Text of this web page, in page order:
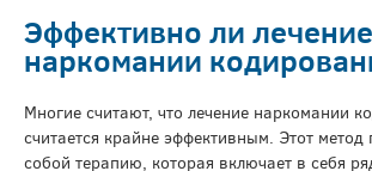
Эффективно ли лечение
наркомании
Многие считают, что лечение наркомании
считается крайне эффективным. Этот метод
собой терапию, которая включает в себя